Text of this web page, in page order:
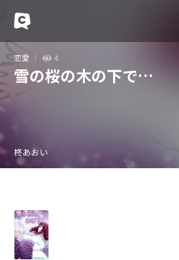
恋愛 4
雪の桜の木の下で…
柊あおい